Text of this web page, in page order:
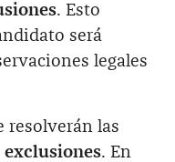
. Esto
será
legales
resolverán las
exclusiones. En